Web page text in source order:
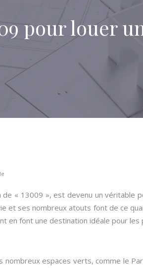
pour louer
« 13009 », est devenu un
et ses nombreux atouts font de ce
font une destination idéale pour les
espaces verts, comme le